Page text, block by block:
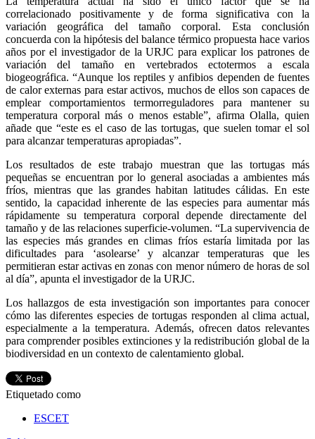
correlacionado positivamente y de forma significativa con la
variación geográfica del tamaño corporal. Esta conclusión
concuerda con la hipótesis del balance térmico propuesta hace varios
años por el investigador de la URJC para explicar los patrones de
variación del tamaño en vertebrados ectotermos a escala
biogeográfica. “Aunque los reptiles y anfibios dependen de fuentes
de calor externas para estar activos, muchos de ellos son capaces de
emplear comportamientos termorreguladores para mantener su
temperatura corporal más o menos estable”, afirma Olalla, quien
añade que “este es el caso de las tortugas, que suelen tomar el sol
para alcanzar temperaturas apropiadas”.
Los resultados de este trabajo muestran que las tortugas más
pequeñas se encuentran por lo general asociadas a ambientes más
fríos, mientras que las grandes habitan latitudes cálidas. En este
sentido, la capacidad inherente de las especies para aumentar más
rápidamente su temperatura corporal depende directamente del
tamaño y de las relaciones superficie-volumen. “La supervivencia de
las especies más grandes en climas fríos estaría limitada por las
dificultades para ‘asolearse’ y alcanzar temperaturas que les
permitieran estar activas en zonas con menor número de horas de sol
al día”, apunta el investigador de la URJC.
Los hallazgos de esta investigación son importantes para conocer
cómo las diferentes especies de tortugas responden al clima actual,
especialmente a la temperatura. Además, ofrecen datos relevantes
para comprender posibles extinciones y la redistribución global de la
biodiversidad en un contexto de calentamiento global.
Etiquetado como
ESCET